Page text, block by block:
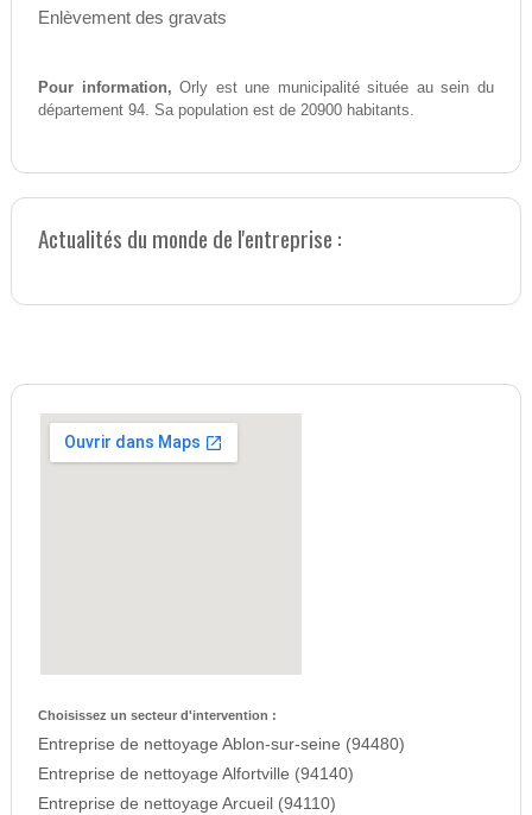
Enlèvement des gravats
Pour information, Orly est une municipalité située au sein du
département 94. Sa population est de 20900 habitants.
Actualités du monde de l'entreprise :
Choisissez un secteur d'intervention :
Entreprise de nettoyage Ablon-sur-seine (94480)
Entreprise de nettoyage Alfortville (94140)
Entreprise de nettoyage Arcueil (94110)